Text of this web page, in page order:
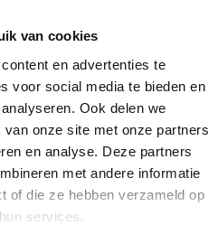
van cookies
en advertenties te
voor social media te bieden en
Ook delen we
onze site met onze partners
en analyse. Deze partners
met andere informatie
of die ze hebben verzameld op
services.